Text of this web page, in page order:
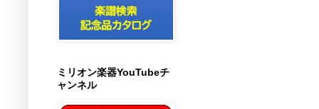
ミリオン楽器YouTubeチ
ャンネル